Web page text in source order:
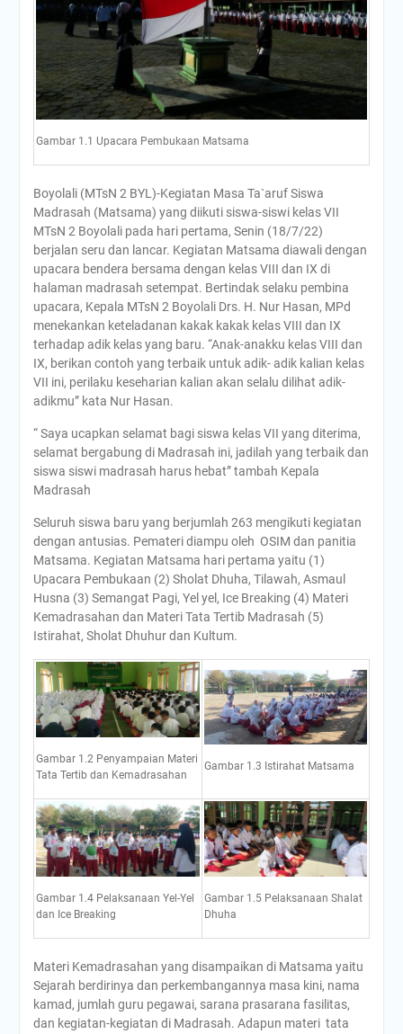
Gambar 1.1 Upacara Pembukaan Matsama
Boyolali (MTsN 2 BYL)-Kegiatan Masa Ta`aruf Siswa
Madrasah (Matsama) yang diikuti siswa-siswi kelas VII
MTsN 2 Boyolali pada hari pertama, Senin (18/7/22)
berjalan seru dan lancar. Kegiatan Matsama diawali dengan
upacara bendera bersama dengan kelas VIII dan IX di
halaman madrasah setempat. Bertindak selaku pembina
upacara, Kepala MTsN 2 Boyolali Drs. H. Nur Hasan, MPd
menekankan keteladanan kakak kakak kelas VIII dan IX
terhadap adik kelas yang baru. “Anak-anakku kelas VIII dan
IX, berikan contoh yang terbaik untuk adik- adik kalian kelas
VII ini, perilaku keseharian kalian akan selalu dilihat adik-
adikmu” kata Nur Hasan.
“ Saya ucapkan selamat bagi siswa kelas VII yang diterima,
selamat bergabung di Madrasah ini, jadilah yang terbaik dan
siswa siswi madrasah harus hebat” tambah Kepala
Madrasah
Seluruh siswa baru yang berjumlah 263 mengikuti kegiatan
dengan antusias. Pemateri diampu oleh OSIM dan panitia
Matsama. Kegiatan Matsama hari pertama yaitu (1)
Upacara Pembukaan (2) Sholat Dhuha, Tilawah, Asmaul
Husna (3) Semangat Pagi, Yel yel, Ice Breaking (4) Materi
Kemadrasahan dan Materi Tata Tertib Madrasah (5)
Istirahat, Sholat Dhuhur dan Kultum.
Gambar 1.2 Penyampaian Materi
Tata Tertib dan Kemadrasahan
Gambar 1.3 Istirahat Matsama
Gambar 1.4 Pelaksanaan Yel-Yel
dan Ice Breaking
Gambar 1.5 Pelaksanaan Shalat
Dhuha
Materi Kemadrasahan yang disampaikan di Matsama yaitu
Sejarah berdirinya dan perkembangannya masa kini, nama
kamad, jumlah guru pegawai, sarana prasarana fasilitas,
dan kegiatan-kegiatan di Madrasah. Adapun materi tata